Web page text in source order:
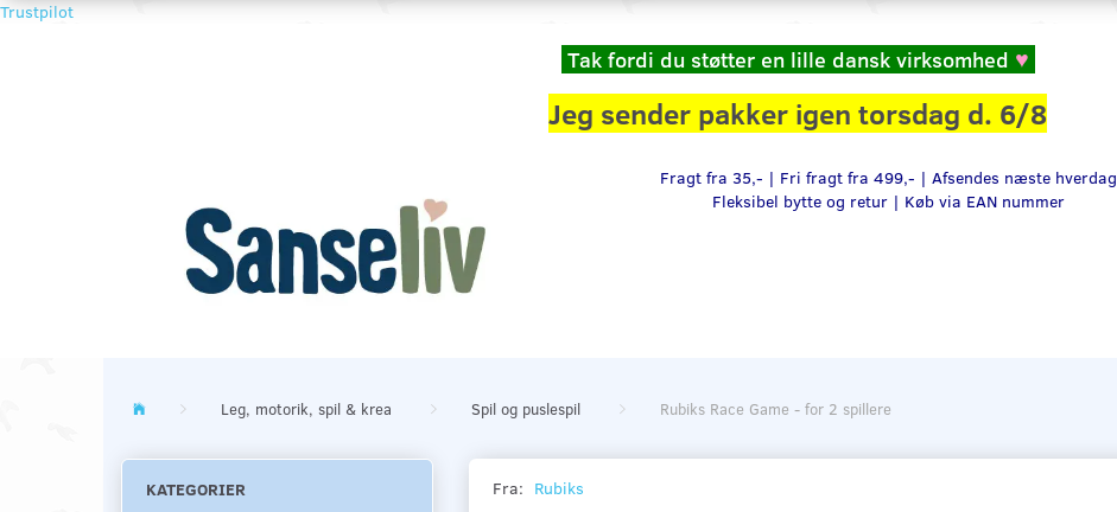
Trustpilot
Tak fordi du støtter en lille dansk virksomhed ♥
Jeg sender pakker igen torsdag d. 6/8
Fragt fra 35,- | Fri fragt fra 499,- | Afsendes næste hverdag
Fleksibel bytte og retur | Køb via EAN nummer
Leg, motorik, spil & krea Spil og puslespil Rubiks Race Game - for 2 spillere
KATEGORIER Fra: Rubiks